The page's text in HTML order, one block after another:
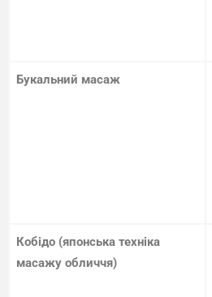
Букальний масаж
Кобідо (японська техніка
масажу обличчя)